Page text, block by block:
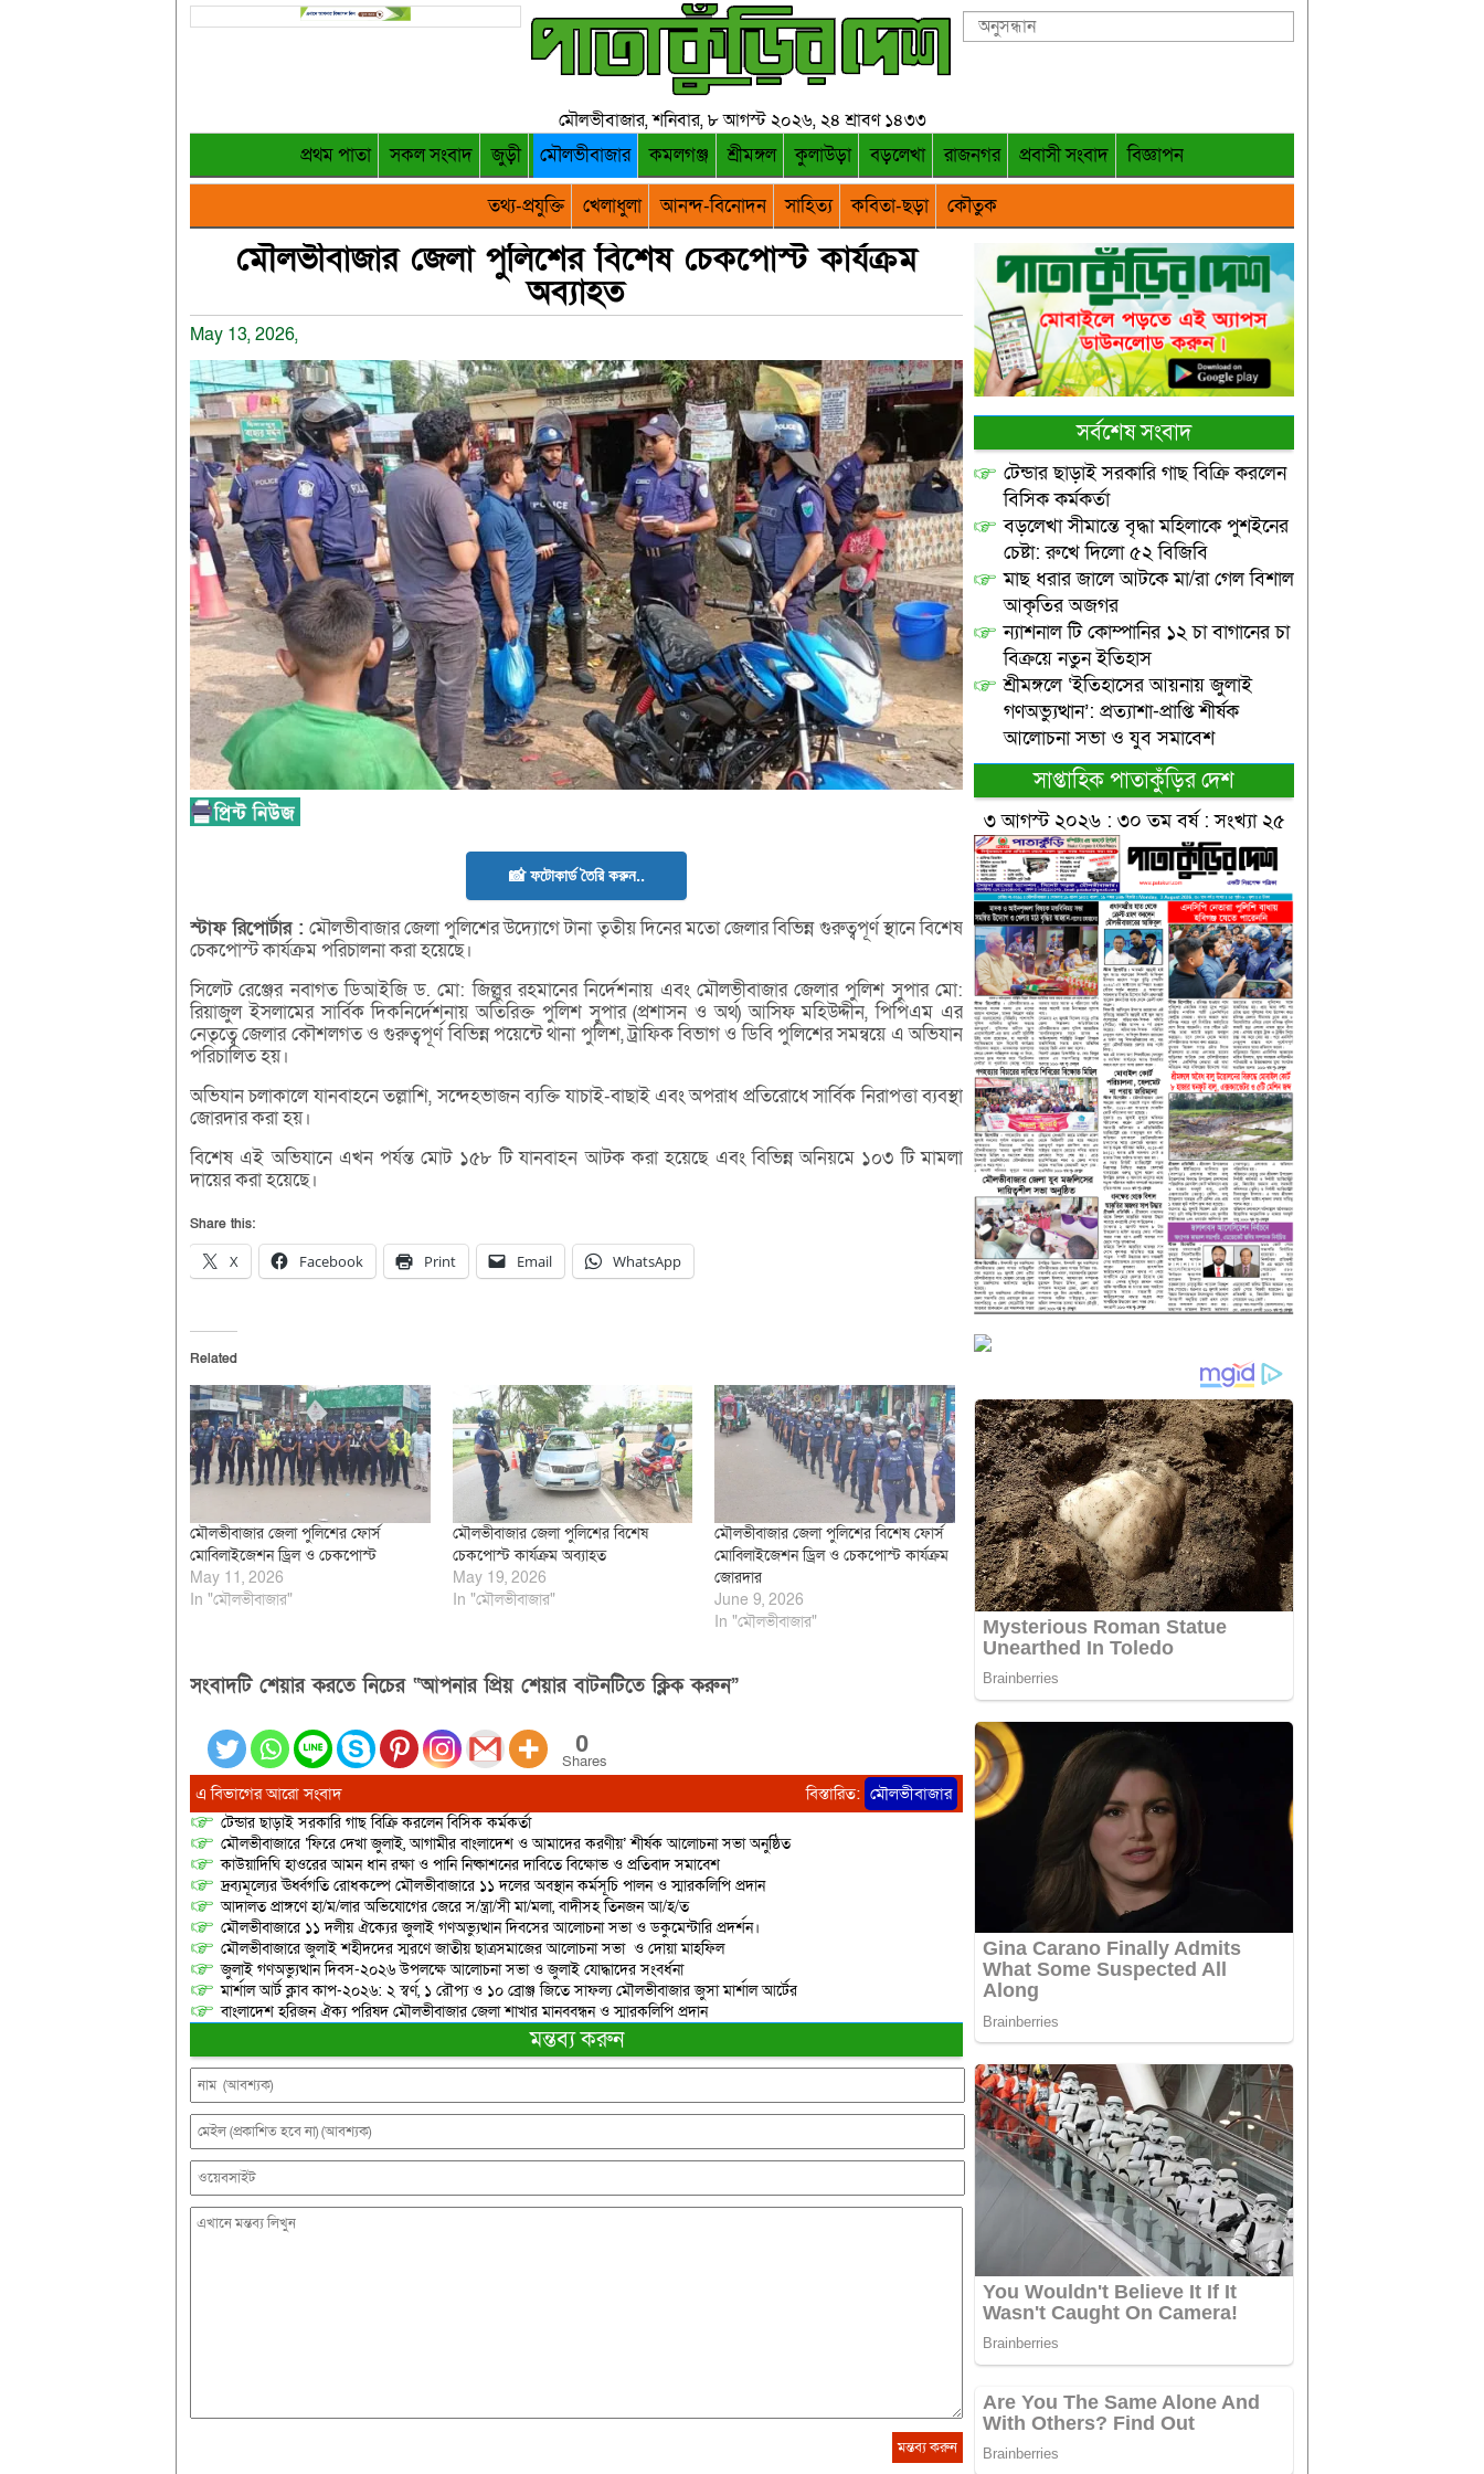
মৌলভীবাজার, শনিবার, ৮ আগস্ট ২০২৬, ২৪ শ্রাবণ ১৪৩৩
প্রথম পাতা সকল সংবাদ জুড়ী মৌলভীবাজার কমলগঞ্জ শ্রীমঙ্গল কুলাউড়া বড়লেখা রাজনগর প্রবাসী সংবাদ
বিজ্ঞাপন
তথ্য-প্রযুক্তি
খেলাধুলা আনন্দ-বিনোদন সাহিত্য কবিতা-ছড়া কৌতুক
মৌলভীবাজার জেলা পুলিশের বিশেষ চেকপোস্ট কার্যক্রম
অব্যাহত
May 13, 2026,
📸 ফটোকার্ড তৈরি করুন..
স্টাফরিপোর্টার : মৌলভীবাজার জেলা পুলিশের উদ্যোগে টানা তৃতীয় দিনের মতো জেলার বিভিন্ন গুরুত্বপূর্ণ স্থানে বিশেষ
চেকপোস্ট কার্যক্রম পরিচালনা করা হয়েছে।
সিলেট রেঞ্জের নবাগত ডিআইজি ড. মো: জিল্লুর রহমানের নির্দেশনায় এবং মৌলভীবাজার জেলার পুলিশ সুপার মো:
রিয়াজুল ইসলামের সার্বিক দিকনির্দেশনায় অতিরিক্ত পুলিশ সুপার (প্রশাসন ও অর্থ) আসিফ মহিউদ্দীন, পিপিএম এর
নেতৃত্বে জেলার কৌশলগত ও গুরুত্বপূর্ণ বিভিন্ন পয়েন্টে থানা পুলিশ, ট্রাফিক বিভাগ ও ডিবি পুলিশের সমন্বয়ে এ অভিযান
পরিচালিত হয়।
অভিযান চলাকালে যানবাহনে তল্লাশি, সন্দেহভাজন ব্যক্তি যাচাই-বাছাই এবং অপরাধ প্রতিরোধে সার্বিক নিরাপত্তা ব্যবস্থা
জোরদার করা হয়।
বিশেষ এই অভিযানে এখন পর্যন্ত মোট ১৫৮ টি যানবাহন আটক করা হয়েছে এবং বিভিন্ন অনিয়মে ১০৩ টি মামলা
দায়ের করা হয়েছে।
Share this:
X Facebook Print Email WhatsApp
Related
মৌলভীবাজার জেলা পুলিশের ফোর্স
মোবিলাইজেশন ড্রিল ও চেকপোস্ট
May 11, 2026
In "মৌলভীবাজার"
মৌলভীবাজার জেলা পুলিশের বিশেষ
চেকপোস্ট কার্যক্রম অব্যাহত
May 19, 2026
In "মৌলভীবাজার"
মৌলভীবাজার জেলা পুলিশের বিশেষ ফোর্স
মোবিলাইজেশন ড্রিল ও চেকপোস্ট কার্যক্রম
জোরদার
June 9, 2026
In "মৌলভীবাজার"
সংবাদটি শেয়ার করতে নিচের “আপনার প্রিয় শেয়ার বাটনটিতে ক্লিক করুন”
0
Shares
এ বিভাগের আরো সংবাদ বিস্তারিত: মৌলভীবাজার
টেন্ডার ছাড়াই সরকারি গাছ বিক্রি করলেন বিসিক কর্মকর্তা
মৌলভীবাজারে ‘ফিরে দেখা জুলাই, আগামীর বাংলাদেশ ও আমাদের করণীয়’ শীর্ষক আলোচনা সভা অনুষ্ঠিত
কাউয়াদিঘি হাওরের আমন ধান রক্ষা ও পানি নিষ্কাশনের দাবিতে বিক্ষোভ ও প্রতিবাদ সমাবেশ
দ্রব্যমূল্যের ঊর্ধ্বগতি রোধকল্পে মৌলভীবাজারে ১১ দলের অবস্থান কর্মসূচি পালন ও স্মারকলিপি প্রদান
আদালত প্রাঙ্গণে হা/ম/লার অভিযোগের জেরে স/ন্ত্রা/সী মা/মলা, বাদীসহ তিনজন আ/হ/ত
মৌলভীবাজারে ১১ দলীয় ঐক্যের জুলাই গণঅভ্যুত্থান দিবসের আলোচনা সভা ও ডকুমেন্টারি প্রদর্শন।
মৌলভীবাজারে জুলাই শহীদদের স্মরণে জাতীয় ছাত্রসমাজের আলোচনা সভা ও দোয়া মাহফিল
জুলাই গণঅভ্যুত্থান দিবস-২০২৬ উপলক্ষে আলোচনা সভা ও জুলাই যোদ্ধাদের সংবর্ধনা
মার্শাল আর্ট ক্লাব কাপ-২০২৬: ২ স্বর্ণ, ১ রৌপ্য ও ১০ ব্রোঞ্জ জিতে সাফল্য মৌলভীবাজার জুসা মার্শাল আর্টের
বাংলাদেশ হরিজন ঐক্য পরিষদ মৌলভীবাজার জেলা শাখার মানববন্ধন ও স্মারকলিপি প্রদান
মন্তব্য করুন
সর্বশেষ সংবাদ
টেন্ডার ছাড়াই সরকারি গাছ বিক্রি করলেন
বিসিক কর্মকর্তা
বড়লেখা সীমান্তে বৃদ্ধা মহিলাকে পুশইনের
চেষ্টা: রুখে দিলো ৫২ বিজিবি
মাছ ধরার জালে আটকে মা/রা গেল বিশাল
আকৃতির অজগর
ন্যাশনাল টি কোম্পানির ১২ চা বাগানের চা
বিক্রয়ে নতুন ইতিহাস
শ্রীমঙ্গলে ‘ইতিহাসের আয়নায় জুলাই
গণঅভ্যুত্থান’: প্রত্যাশা-প্রাপ্তি শীর্ষক
আলোচনা সভা ও যুব সমাবেশ
সাপ্তাহিক পাতাকুঁড়ির দেশ
৩ আগস্ট ২০২৬ : ৩০ তম বর্ষ : সংখ্যা ২৫